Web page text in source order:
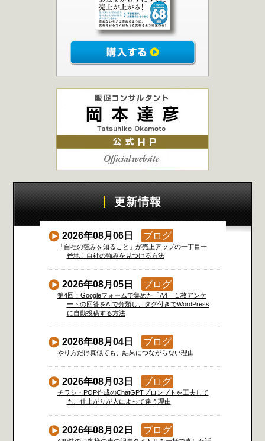
更新情報
2026年08月06日 ブログ
「自社の強みを知ること」が売上アップの一丁目一
番地！自社の強みを見つける方法
2026年08月05日 ブログ
第4回：Googleフォームで集めた「A4」１枚アンケ
ートの回答をAIで分類し、タグ付きでWordPress
に自動投稿する方法
2026年08月04日 ブログ
やり方だけ真似ても、結果につながらない理由
2026年08月03日 ブログ
チラシ・POP作成のChatGPTプロンプトを工夫して
も、仕上がりが人によって違う理由
2026年08月02日 ブログ